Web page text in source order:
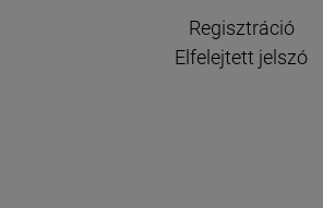
Regisztráció
Elfelejtett jelszó